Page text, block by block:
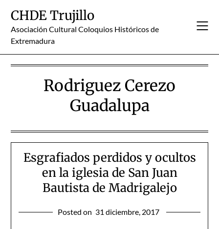
content
CHDE Trujillo
Asociación Cultural Coloquios Históricos de
Extremadura
Rodriguez Cerezo
Guadalupa
Esgrafiados perdidos y ocultos
en la iglesia de San Juan
Bautista de Madrigalejo
Posted on 31 diciembre, 2017